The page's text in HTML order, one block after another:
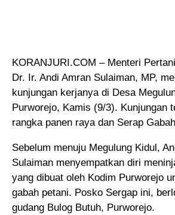
KORANJURI.COM – Menteri
Dr. Ir. Andi Amran Sulaiman, MP,
kunjungan kerjanyadi Desa
Purworejo, Kamis (9/3). Kunjungan
rangka panen raya dan Serap
Sebelum menuju Megulung Kidul,
Sulaiman menyempatkan diri
yang dibuat oleh Kodim Purworejo
gabah petani. Posko Sergap ini,
gudang Bulog Butuh, Purworejo.